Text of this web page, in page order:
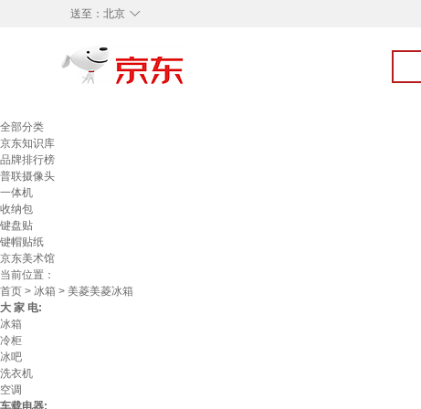
◇
送至： 北京
全部分类
京东知识库
品牌排行榜
普联摄像头
一体机
收纳包
键盘贴
键帽贴纸
京东美术馆
当前位置：
首页 > 冰箱 > 美菱美菱冰箱
大 家 电:
冰箱
冷柜
冰吧
洗衣机
空调
车载电器: